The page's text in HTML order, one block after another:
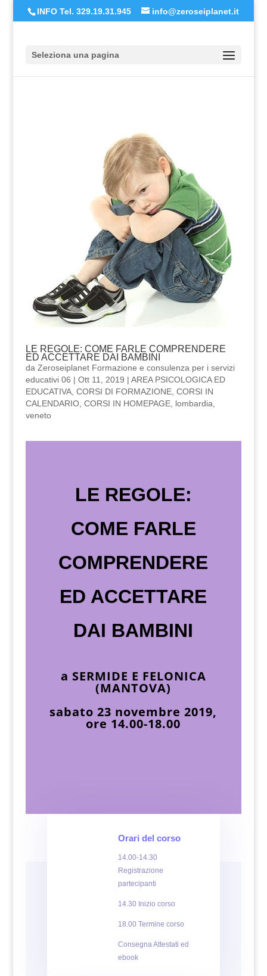
INFO Tel. 329.19.31.945 info@zeroseiplanet.it
Seleziona una pagina
LE REGOLE: COME FARLE COMPRENDERE
ED ACCETTARE DAI BAMBINI
da Zeroseiplanet Formazione e consulenza per i servizi
educativi 06 | Ott 11, 2019 | AREA PSICOLOGICA ED
EDUCATIVA, CORSI DI FORMAZIONE, CORSI IN
CALENDARIO, CORSI IN HOMEPAGE, lombardia
veneto
LE REGOLE:
COME FARLE
COMPRENDERE
ED ACCETTARE
DAI BAMBINI
a SERMIDE E FELONICA
(MANTOVA)
sabato 23 novembre 2019,
ore 14.00-18.00
Orari del corso
14.00-14.30
Registrazione
partecipanti
14.30 Inizio corso
18.00 Termine corso
Consegna Attestati ed
ebook